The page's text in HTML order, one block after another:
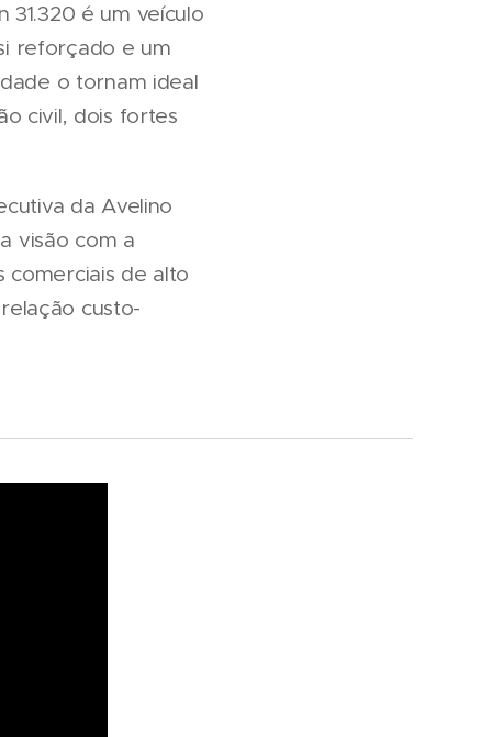
é um veículo
reforçado e um
o tornam ideal
civil, dois fortes
da Avelino
visão com a
comerciais de alto
custo-